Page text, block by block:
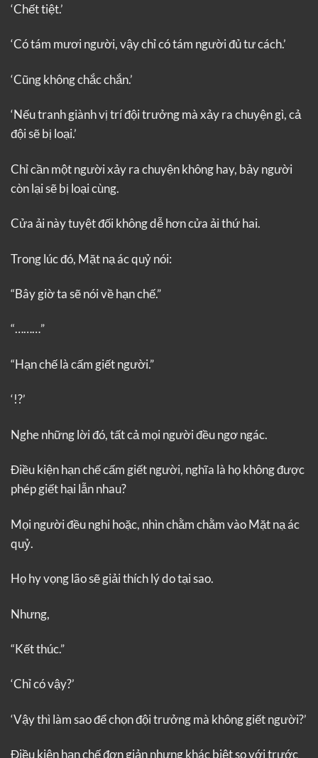
‘Chết tiệt.’
‘Có tám mươi người, vậy chỉ có tám người đủ tư cách.’
‘Cũng không chắc chắn.’
‘Nếu tranh giành vị trí đội trưởng mà xảy ra chuyện gì, cả
đội sẽ bị loại.’
Chỉ cần một người xảy ra chuyện không hay, bảy người
còn lại sẽ bị loại cùng.
Cửa ải này tuyệt đối không dễ hơn cửa ải thứ hai.
Trong lúc đó, Mặt nạ ác quỷ nói:
“Bây giờ ta sẽ nói về hạn chế.”
“………”
“Hạn chế là cấm giết người.”
‘!?’
Nghe những lời đó, tất cả mọi người đều ngơ ngác.
Điều kiện hạn chế cấm giết người, nghĩa là họ không được
phép giết hại lẫn nhau?
Mọi người đều nghi hoặc, nhìn chằm chằm vào Mặt nạ ác
quỷ.
Họ hy vọng lão sẽ giải thích lý do tại sao.
Nhưng,
“Kết thúc.”
‘Chỉ có vậy?’
‘Vậy thì làm sao để chọn đội trưởng mà không giết người?’
Điều kiện hạn chế đơn giản nhưng khác biệt so với trước